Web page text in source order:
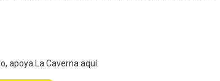
apoya La Caverna aquí: